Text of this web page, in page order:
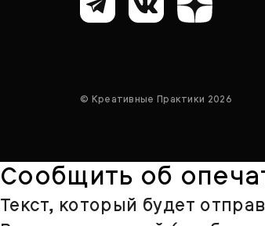
© Креативные Практики 2026
Сообщить об
Текст, который будет